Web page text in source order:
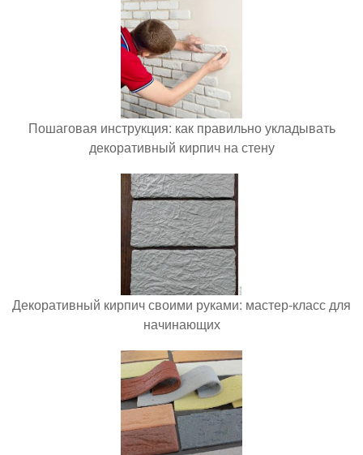
Пошаговая инструкция: как правильно укладывать
декоративный кирпич на стену
Декоративный кирпич своими руками: мастер-класс для
начинающих